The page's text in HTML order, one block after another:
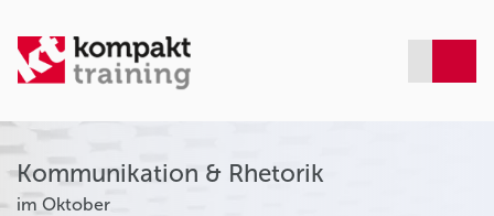
Kommunikation & Rhetorik
im Oktober